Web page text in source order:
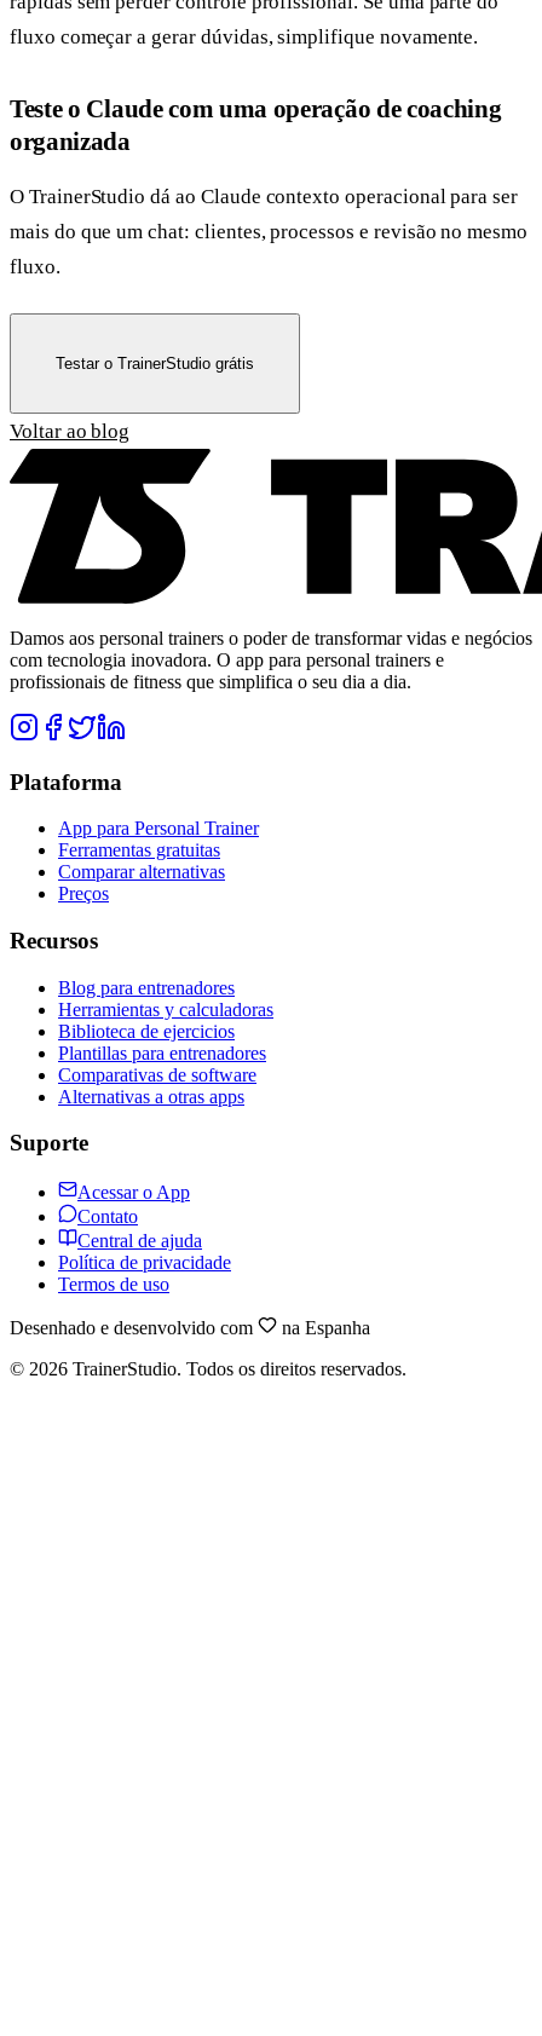
fluxo começar a gerar dúvidas, simplifique novamente.
Teste o Claude com uma operação de coaching
organizada
O TrainerStudio dá ao Claude contexto operacional para ser
mais do que um chat: clientes, processos e revisão no mesmo
fluxo.
Testar o TrainerStudio grátis
Voltar ao blog
Damos aos personal trainers o poder de transformar vidas e negócios
com tecnologia inovadora. O app para personal trainers e
profissionais de fitness que simplifica o seu dia a dia.
Plataforma
App para Personal Trainer
Ferramentas gratuitas
Comparar alternativas
Preços
Recursos
Blog para entrenadores
Herramientas y calculadoras
Biblioteca de ejercicios
Plantillas para entrenadores
Comparativas de software
Alternativas a otras apps
Suporte
Acessar o App
Contato
Central de ajuda
Política de privacidade
Termos de uso
Desenhado e desenvolvido com
na Espanha
© 2026 TrainerStudio. Todos os direitos reservados.